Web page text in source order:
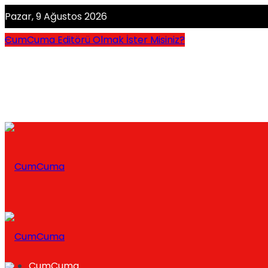
Pazar, 9 Ağustos 2026
CumCuma Editörü Olmak İster Misiniz?